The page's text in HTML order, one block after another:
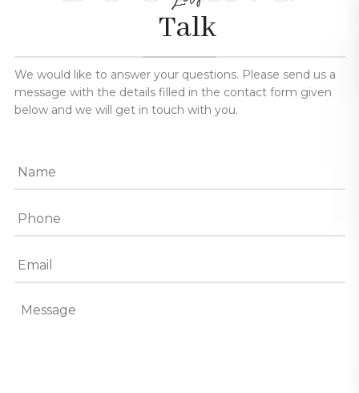
Talk
We would like to answer your questions. Please send us a
message with the details filled in the contact form given
below and we will get in touch with you.